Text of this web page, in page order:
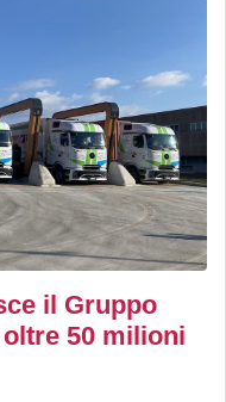
il Gruppo
50 milioni